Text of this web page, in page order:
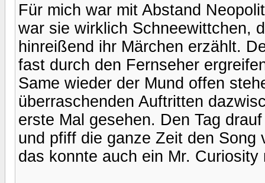
Für mich war mit Abstand
war sie wirklich Schneewittchen,
hinreißend ihr Märchen erzählt.
fast durch den Fernseher
Same wieder der Mund offen
überraschenden Auftritten
erste Mal gesehen. Den Tag
und pfiff die ganze Zeit den
das konnte auch ein Mr.